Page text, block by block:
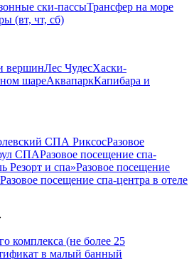
ски-пассыТрансфер на море
(вт, чт, сб)
вершинЛес ЧудесХаски-
шареАквапаркКапибара и
СПА РиксосРазовое
СПАРазовое посещение спа-
Резорт и спа»Разовое посещение
Разовое посещение спа-центра в отеле
комплекса (не более 25
в малый банный